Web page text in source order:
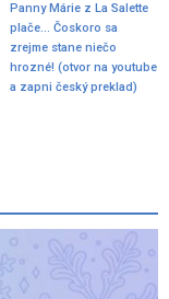
Panny Márie z La Salette
plače… Čoskoro sa
zrejme stane niečo
hrozné! (otvor na youtube
a zapni český preklad)